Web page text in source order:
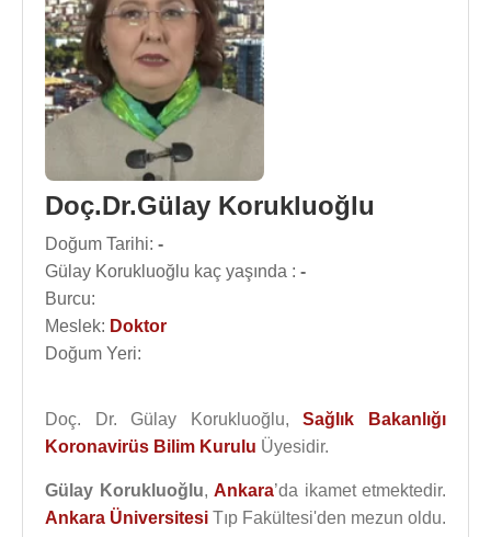
Doç.Dr.Gülay Korukluoğlu
Doğum Tarihi: -
Gülay Korukluoğlu kaç yaşında : -
Burcu:
Meslek: Doktor
Doğum Yeri:
Doç. Dr. Gülay Korukluoğlu,Sağlık Bakanlığı
Koronavirüs Bilim Kurulu Üyesidir.
Gülay Korukluoğlu, Ankara’da ikamet etmektedir.
Ankara Üniversitesi Tıp Fakültesi'den mezun oldu.